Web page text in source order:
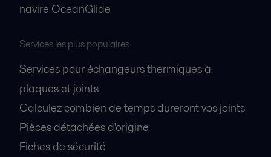
navire OceanGlide
Services les plus populaires
Services pour échangeurs thermiques à
plaques et joints
Calculez combien de temps dureront vos joints
Pièces détachées d'origine
Fiches de sécurité